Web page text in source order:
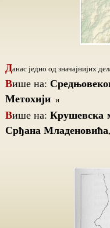
Данас једно од значајнијих
Више на:
Метохији и
Више на: Крушевска
Срђана Младеновића